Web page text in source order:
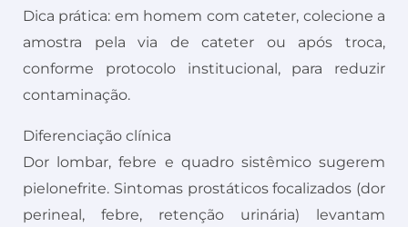
Dica prática: em homem com cateter, colecione a
amostra pela via de cateter ou após troca,
conforme protocolo institucional, para reduzir
contaminação.
Diferenciação clínica
Dor lombar, febre e quadro sistêmico sugerem
pielonefrite. Sintomas prostáticos focalizados (dor
perineal, febre, retenção urinária) levantam